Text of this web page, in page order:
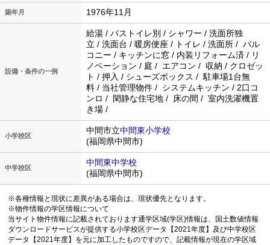
築年月 1976年11月
設備・条件の一例
給湯 / バストイレ別 / シャワー / 洗面所独
立 / 洗面台 / 暖房便座 / トイレ / 洗面所 / バル
コニー / キッチンに窓 / 内装リフォーム済 / リ
ノベーション / 庭 / エアコン / 収納 / クロゼッ
ト / 押入 / シューズボックス / 駐車場1台無
料 / 当社管理物件 / システムキッチン / 2口コ
ンロ / 閑静な住宅地 / 床の間 / 室内洗濯機置
き場 /
小学校区
中間市立中間東小学校
(福岡県中間市)
中学校区
中間東中学校
(福岡県中間市)
※各種情報と現状に差異がある場合は、現状優先となります。
※物件情報の学区情報について
当サイト物件情報に記載されております通学区域(学区)情報は、国土数値情報
ダウンロードサービスが提供する小学校区データ【2021年度】及び中学校区
データ【2021年度】を元に加工したものですので、記載情報が現在の学区域